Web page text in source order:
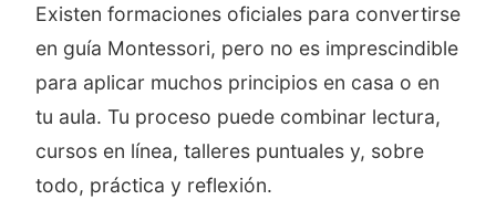
Existen formaciones oficiales para convertirse
en guía Montessori, pero no es imprescindible
para aplicar muchos principios en casa o en
tu aula. Tu proceso puede combinar lectura,
cursos en línea, talleres puntuales y, sobre
todo, práctica y reflexión.